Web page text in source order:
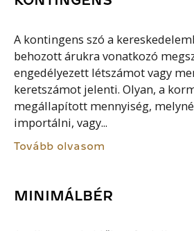
A kontingens szó a
behozott árukra vonatkozó
engedélyezett létszámot vagy
keretszámot jelenti. Olyan, a
megállapított mennyiség,
importálni, vagy...
Tovább olvasom
MINIMÁLBÉR